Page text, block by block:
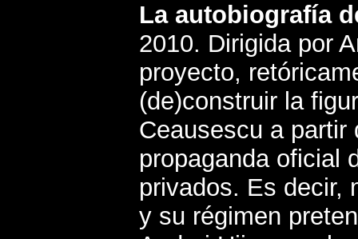
La autobiografía
2010. Dirigida por
proyecto,
(de)construir la
Ceausescu a partir
propaganda oficial
privados. Es decir,
y su régimen